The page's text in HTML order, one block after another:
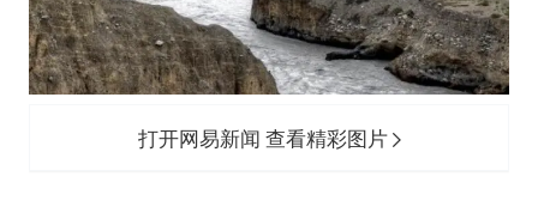
打开网易新闻 查看精彩图片